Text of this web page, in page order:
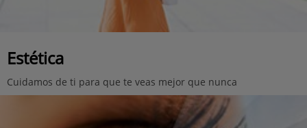
Estética
Cuidamos de ti para que te veas mejor que nunca